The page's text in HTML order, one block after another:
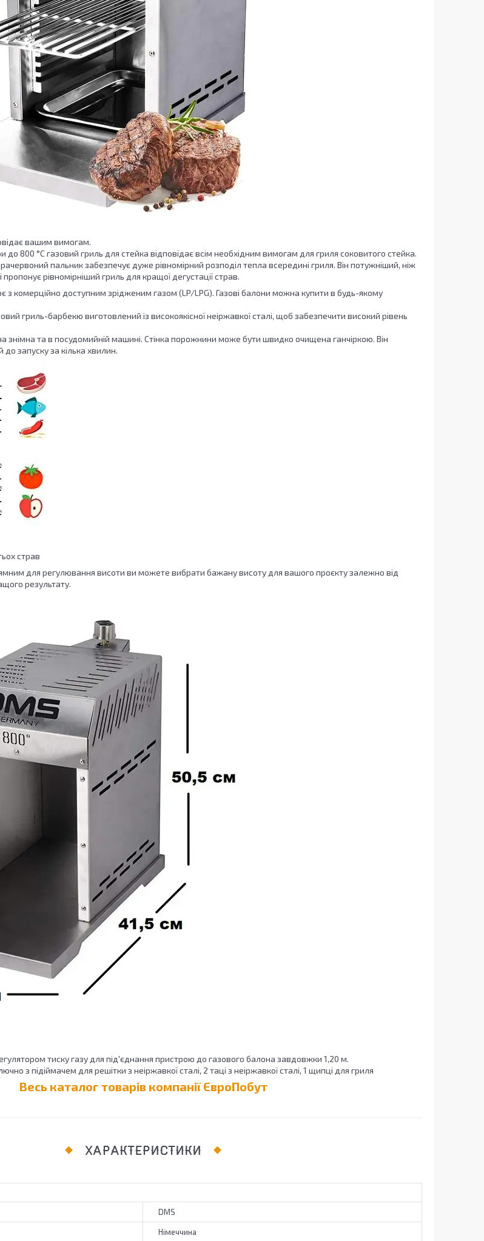
вашим вимогам.
до 800 °C газовий гриль для стейка відповідає всім необхідним вимогам для гриля соковитого стейка.
пальник забезпечує дуже рівномірний розподіл тепла всередині гриля. Він потужніший, ніж
рівномірніший гриль для кращої дегустації страв.
з комерційно доступним зрідженим газом (LP/LPG). Газові балони можна купити в будь-якому
гриль-барбекю виготовлений із високоякісної неіржавкої сталі, щоб забезпечити високий рівень
знімна та в посудомийній машині. Стінка порожнини може бути швидко очищена ганчіркою. Він
запуску за кілька хвилин.
страв
для регулювання висоти ви можете вибрати бажану висоту для вашого проєкту залежно від
результату.
тиску газу для під'єднання пристрою до газового балона завдовжки 1,20 м.
з підіймачем для решітки з неіржавкої сталі, 2 таці з неіржавкої сталі, 1 щипці для гриля
Весь каталог товарів компанії ЄвроПобут
ХАРАКТЕРИСТИКИ
DMS
Німеччина